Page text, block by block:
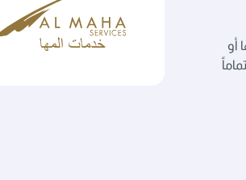
أو